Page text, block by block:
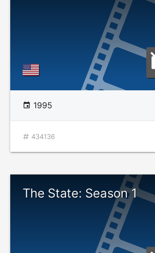
1995
434136
The State: Season 1